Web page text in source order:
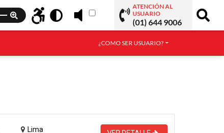
ATENCIÓN AL
USUARIO
(01) 644 9006
¿COMO SER USUARIO?
Lima